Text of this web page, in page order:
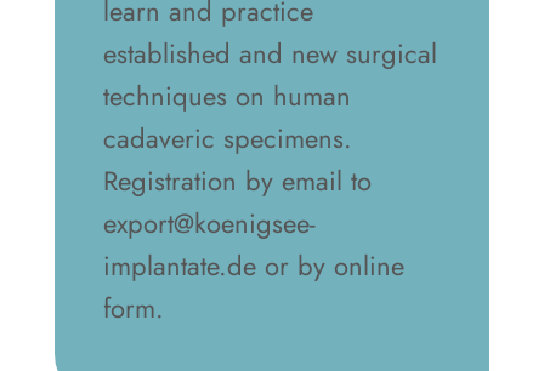
learn and practice
established and new surgical
techniques on human
cadaveric specimens.
Registration by email to
export@koenigsee-
implantate.de or by online
form.